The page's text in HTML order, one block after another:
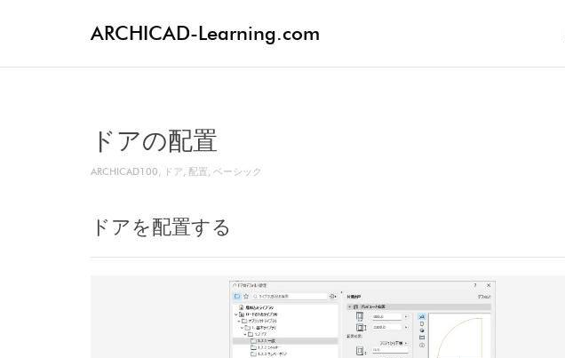
ARCHICAD-Learning.com
ドアの配置
ARCHICAD100, ドア, 配置, ベーシック
ドアを配置する